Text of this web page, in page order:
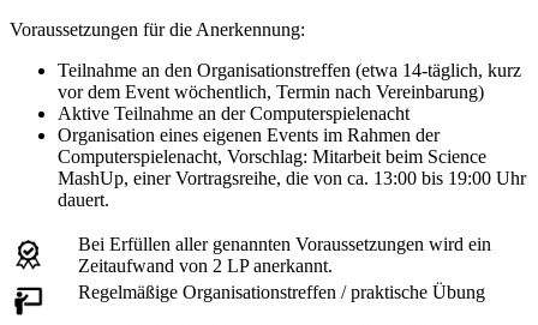
Voraussetzungen für die Anerkennung:
Teilnahme an den Organisationstreffen (etwa 14-täglich, kurz
vor dem Event wöchentlich, Termin nach Vereinbarung)
Aktive Teilnahme an der Computerspielenacht
Organisation eines eigenen Events im Rahmen der
Computerspielenacht, Vorschlag: Mitarbeit beim Science
MashUp, einer Vortragsreihe, die von ca. 13:00 bis 19:00 Uhr
dauert.
Bei Erfüllen aller genannten Voraussetzungen wird ein
Zeitaufwand von 2 LP anerkannt.
Regelmäßige Organisationstreffen / praktische Übung